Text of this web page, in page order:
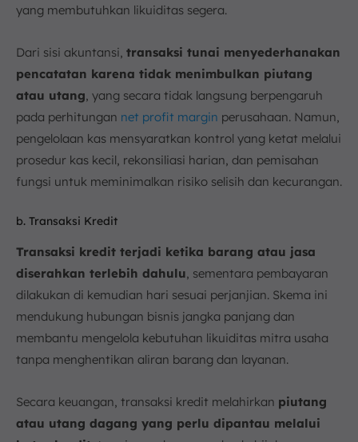
yang membutuhkan likuiditas segera.
Dari sisi akuntansi, transaksi tunai menyederhanakan
pencatatan karena tidak menimbulkan piutang
atau utang , yang secara tidak langsung berpengaruh
pada perhitungan net profit margin perusahaan. Namun,
pengelolaan kas mensyaratkan kontrol yang ketat melalui
prosedur kas kecil, rekonsiliasi harian, dan pemisahan
fungsi untuk meminimalkan risiko selisih dan kecurangan.
b. Transaksi Kredit
Transaksi kredit terjadi ketika barang atau jasa
diserahkan terlebih dahulu , sementara pembayaran
dilakukan di kemudian hari sesuai perjanjian. Skema ini
mendukung hubungan bisnis jangka panjang dan
membantu mengelola kebutuhan likuiditas mitra usaha
tanpa menghentikan aliran barang dan layanan.
Secara keuangan, transaksi kredit melahirkan piutang
atau utang dagang yang perlu dipantau melalui